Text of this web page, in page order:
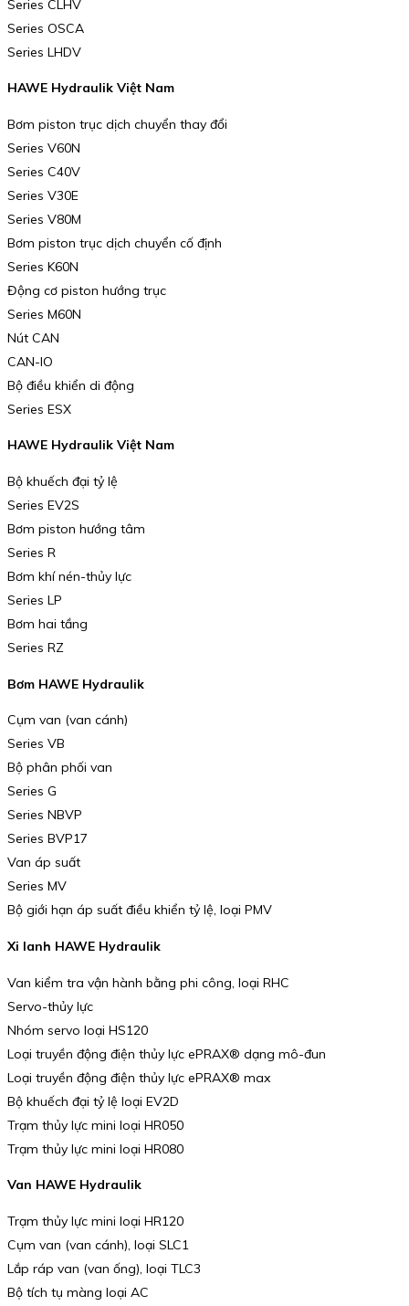
Series CLHV
Series OSCA
Series LHDV
HAWE Hydraulik Việt Nam
Bơm piston trục dịch chuyển thay đổi
Series V60N
Series C40V
Series V30E
Series V80M
Bơm piston trục dịch chuyển cố định
Series K60N
Động cơ piston hướng trục
Series M60N
Nút CAN
CAN-IO
Bộ điều khiển di động
Series ESX
HAWE Hydraulik Việt Nam
Bộ khuếch đại tỷ lệ
Series EV2S
Bơm piston hướng tâm
Series R
Bơm khí nén-thủy lực
Series LP
Bơm hai tầng
Series RZ
Bơm HAWE Hydraulik
Cụm van (van cánh)
Series VB
Bộ phân phối van
Series G
Series NBVP
Series BVP17
Van áp suất
Series MV
Bộ giới hạn áp suất điều khiển tỷ lệ, loại PMV
Xi lanh HAWE Hydraulik
Van kiểm tra vận hành bằng phi công, loại RHC
Servo-thủy lực
Nhóm servo loại HS120
Loại truyền động điện thủy lực ePRAX® dạng mô-đun
Loại truyền động điện thủy lực ePRAX® max
Bộ khuếch đại tỷ lệ loại EV2D
Trạm thủy lực mini loại HR050
Trạm thủy lực mini loại HR080
Van HAWE Hydraulik
Trạm thủy lực mini loại HR120
Cụm van (van cánh), loại SLC1
Lắp ráp van (van ống), loại TLC3
Bộ tích tụ màng loại AC